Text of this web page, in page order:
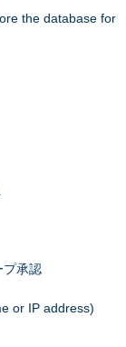
the database for
プ承認
or IP address)